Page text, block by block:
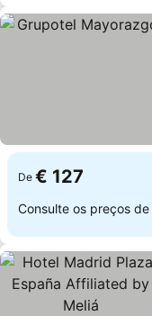
De € 127
Consulte os preços de